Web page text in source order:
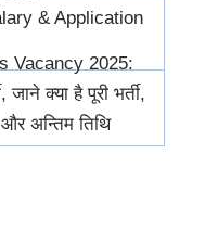
& Application
Vacancy 2025:
क्या है पूरी भर्ती,
अन्तिम तिथि